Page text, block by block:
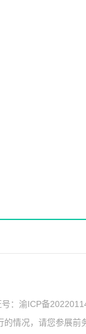
： 渝ICP备
情况，请您参展前